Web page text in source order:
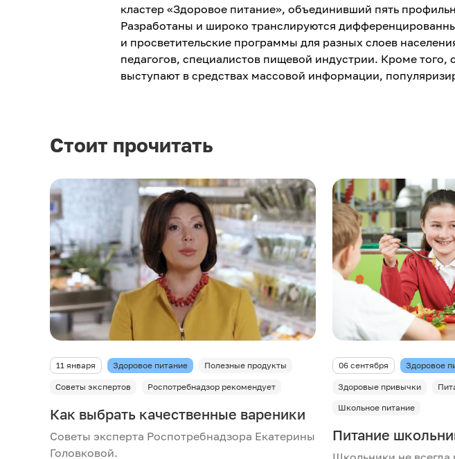
кластер «Здоровое питание», объединивший пять
Разработаны и широко транслируются
и просветительские программы для разных слоев
педагогов, специалистов пищевой индустрии. Кроме того,
выступают в средствах массовой информации,
Стоит прочитать
11 января Здоровое питание Полезные продукты
Советы экспертов Роспотребнадзор рекомендует
Как выбрать качественные вареники
Советы эксперта Роспотребнадзора Екатерины
Головковой.
06 сентября Здоровое
Здоровые привычки
Школьное питание
Питание